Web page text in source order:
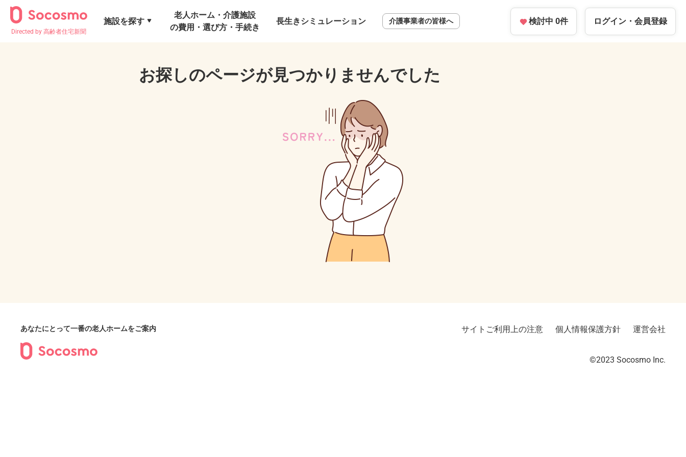
Directed by 高齢者住宅新聞
施設を探す
老人ホーム・介護施設
の費用・選び方・手続き
長生きシミュレーション 介護事業者の皆様へ 検討中 0件 ログイン・ 会員登録
お探しのページが見つかりませんでした
あなたにとって一番の老人ホームをご案内 サイトご利用上の注意 個人情報保護方針 運営会社
©2023︎ Socosmo Inc.